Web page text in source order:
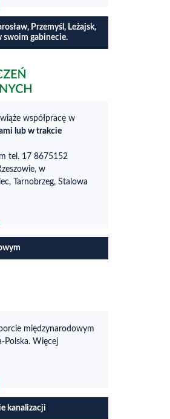
Przemyśl, Leżajsk,
swoim gabinecie.
współpracę w
lub w trakcie
tel. 17 8675152
w
Tarnobrzeg, Stalowa
międzynarodowym
Polska. Więcej
kanalizacji